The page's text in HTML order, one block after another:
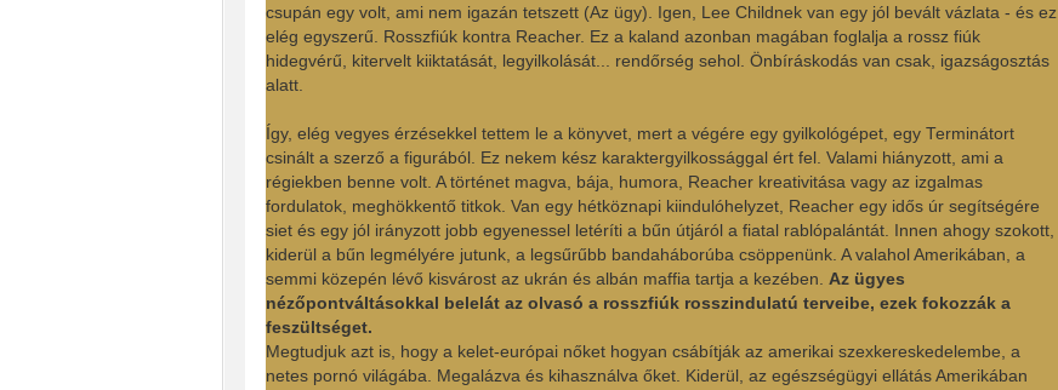
csupán egy volt, ami nem igazán tetszett (Az ügy). Igen, Lee Childnek van egy jól bevált vázlata - és ez
elég egyszerű. Rosszfiúk kontra Reacher. Ez a kaland azonban magában foglalja a rossz fiúk
hidegvérű, kitervelt kiiktatását, legyilkolását... rendőrség sehol. Önbíráskodás van csak, igazságosztás
alatt.
Így, elég vegyes érzésekkel tettem le a könyvet, mert a végére egy gyilkológépet, egy Terminátort
csinált a szerző a figurából. Ez nekem kész karaktergyilkossággal ért fel. Valami hiányzott, ami a
régiekben benne volt. A történet magva, bája, humora, Reacher kreativitása vagy az izgalmas
fordulatok, meghökkentő titkok. Van egy hétköznapi kiindulóhelyzet, Reacher egy idős úr segítségére
siet és egy jól irányzott jobb egyenessel letéríti a bűn útjáról a fiatal rablópalántát. Innen ahogy szokott,
kiderül a bűn legmélyére jutunk, a legsűrűbb bandaháborúba csöppenünk. A valahol Amerikában, a
semmi közepén lévő kisvárost az ukrán és albán maffia tartja a kezében. Az ügyes
nézőpontváltásokkal belelát az olvasó a rosszfiúk rosszindulatú terveibe, ezek fokozzák a
feszültséget.
Megtudjuk azt is, hogy a kelet-európai nőket hogyan csábítják az amerikai szexkereskedelembe, a
netes pornó világába. Megalázva és kihasználva őket. Kiderül, az egészségügyi ellátás Amerikában